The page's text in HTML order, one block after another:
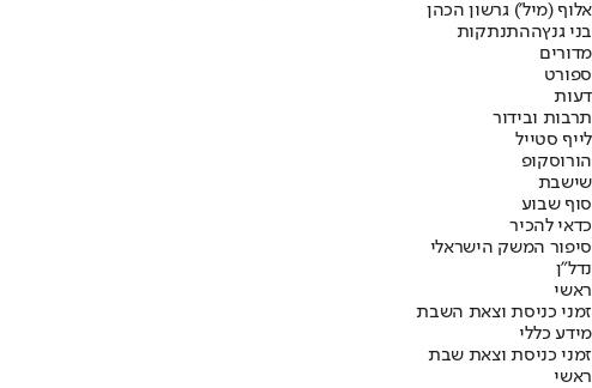
אלוף (מיל') גרשון הכהן
בני גנץההתנתקות
מדורים
ספורט
דעות
תרבות ובידור
לייף סטייל
הורוסקופ
שישבת
סוף שבוע
כדאי להכיר
סיפור המשק הישראלי
נדל"ן
ראשי
זמני כניסת וצאת השבת
מידע כללי
זמני כניסת וצאת שבת
ראשי